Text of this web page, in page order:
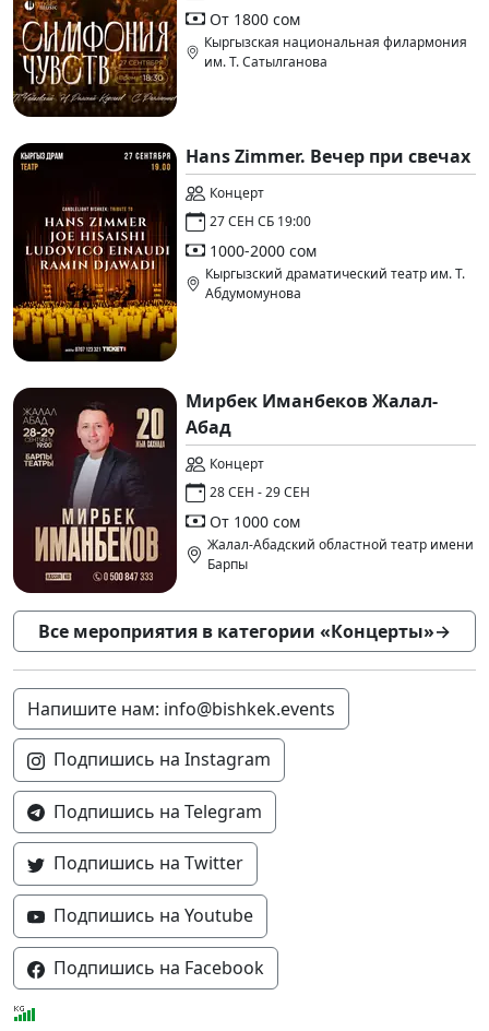
От 1800 сом
Кыргызская национальная филармония
им. Т. Сатылганова
Hans Zimmer. Вечер при свечах
Концерт
27 СЕН СБ 19:00
1000-2000 сом
Кыргызский драматический театр им. Т.
Абдумомунова
Мирбек Иманбеков Жалал-
Абад
Концерт
28 СЕН - 29 СЕН
От 1000 сом
Жалал-Абадский областной театр имени
Барпы
Все мероприятия в категории «Концерты»→
Напишите нам: info@bishkek.events
Подпишись на Instagram
Подпишись на Telegram
Подпишись на Twitter
Подпишись на Youtube
Подпишись на Facebook